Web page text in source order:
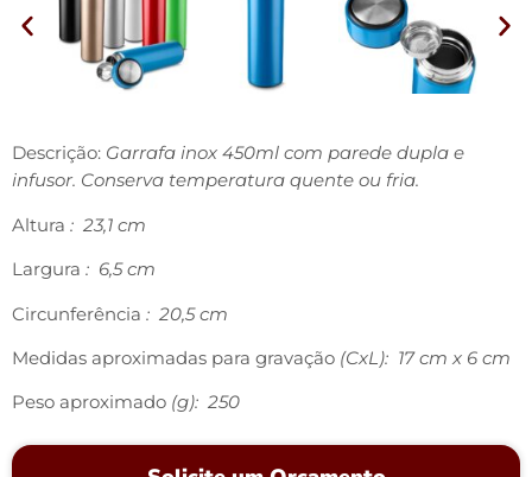
Descrição: Garrafa inox 450ml com parede dupla e
infusor. Conserva temperatura quente ou fria.
Altura : 23,1 cm
Largura : 6,5 cm
Circunferência : 20,5 cm
Medidas aproximadas para gravação (CxL): 17 cm x 6 cm
Peso aproximado (g): 250